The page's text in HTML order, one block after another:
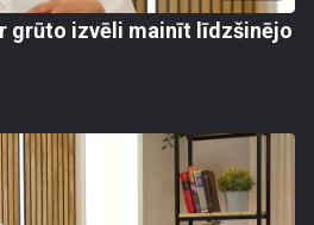
grūto izvēli mainīt līdzšinējo